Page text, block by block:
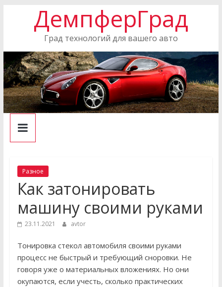
ДемпферГрад
Град технологий для вашего авто
Разное
Как затонировать
машину своими руками
23.11.2021 avtor
Тонировка стекол автомобиля своими руками
процесс не быстрый и требующий сноровки. Не
говоря уже о материальных вложениях. Но они
окупаются, если учесть, сколько практических